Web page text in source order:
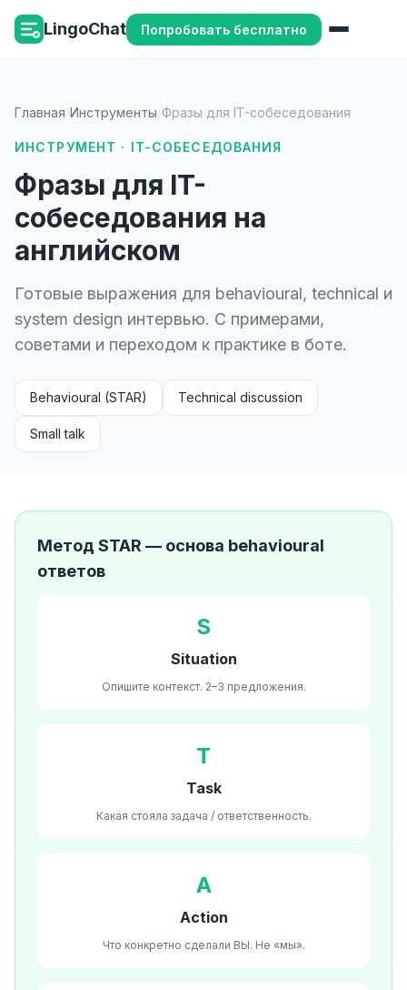
LingoChat Попробовать бесплатно
Главная Инструменты Фразы для IT-собеседования
ИНСТРУМЕНТ · IT-СОБЕСЕДОВАНИЯ
Фразы для IT-
собеседования на
английском
Готовые выражения для behavioural, technical и
system design интервью. С примерами,
советами и переходом к практике в боте.
Behavioural (STAR) Technical discussion
Small talk
Метод STAR — основа behavioural
ответов
S
Situation
Опишите контекст. 2–3 предложения.
T
Task
Какая стояла задача / ответственность.
A
Action
Что конкретно сделали ВЫ. Не «мы».